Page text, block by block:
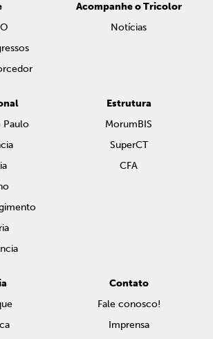
Acompanhe o Tricolor
Notícias
Paulo
Estrutura
MorumBIS
SuperCT
CFA
Contato
Fale conosco!
Imprensa